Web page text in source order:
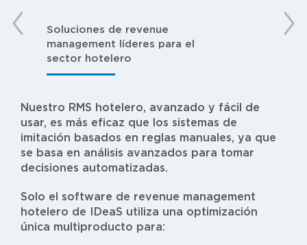
Soluciones de revenue
management líderes para el
sector hotelero
Nuestro RMS hotelero, avanzado y fácil de
usar, es más eficaz que los sistemas de
imitación basados en reglas manuales, ya que
se basa en análisis avanzados para tomar
decisiones automatizadas.
Solo el software de revenue management
hotelero de IDeaS utiliza una optimización
única multiproducto para: